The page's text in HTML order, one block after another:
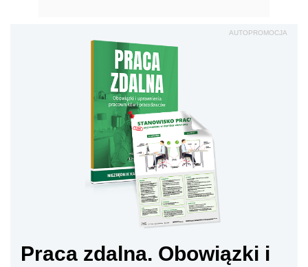
AUTOPROMOCJA
Praca zdalna. Obowiązki i